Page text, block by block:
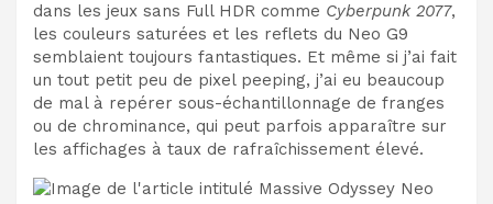
dans les jeux sans Full HDR comme Cyberpunk 2077,
les couleurs saturées et les reflets du Neo G9
semblaient toujours fantastiques. Et même si j’ai fait
un tout petit peu de pixel peeping, j’ai eu beaucoup
de mal à repérer sous-échantillonnage de franges
ou de chrominance, qui peut parfois apparaître sur
les affichages à taux de rafraîchissement élevé.